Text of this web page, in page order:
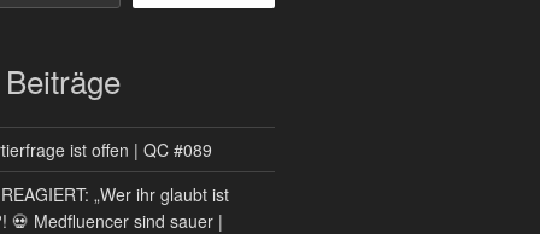
ist offen | QC #089
„Wer ihr glaubt ist
💀 Medfluencer sind sauer |